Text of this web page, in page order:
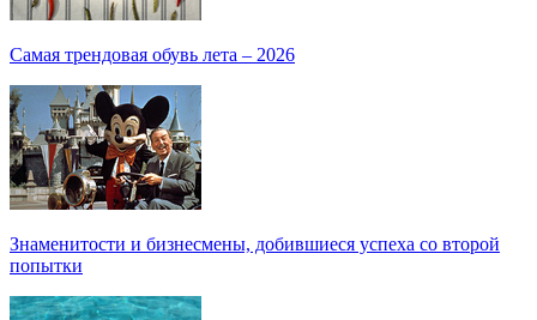
Самая трендовая обувь лета – 2026
Знаменитости и бизнесмены, добившиеся успеха со второй
попытки